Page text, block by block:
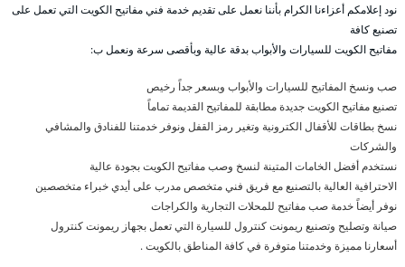
نود إعلامكم أعزاءنا الكرام بأننا نعمل على تقديم خدمة فني مفاتيح الكويت التي تعمل على
تصنيع كافة
مفاتيح الكويت للسيارات والأبواب بدقة عالية وبأقصى سرعة ونعمل ب:
صب ونسخ المفاتيح للسيارات والأبواب وبسعر جداً رخيص
تصنيع مفاتيح الكويت جديدة مطابقة للمفاتيح القديمة تماماً
نسخ بطاقات للأقفال الكترونية وتغير رمز القفل ونوفر خدمتنا للفنادق والمشافي
والشركات
نستخدم أفضل الخامات المتينة لنسخ وصب مفاتيح الكويت بجودة عالية
الاحترافية العالية بالتصنيع مع فريق فني متخصص مدرب على أيدي خبراء متخصصين
نوفر أيضاً خدمة صب مفاتيح للمحلات التجارية والكراجات
صيانة وتصليح وتصنيع ريمونت كنترول للسيارة التي تعمل بجهاز ريمونت كنترول
أسعارنا مميزة وخدمتنا متوفرة في كافة المناطق بالكويت .